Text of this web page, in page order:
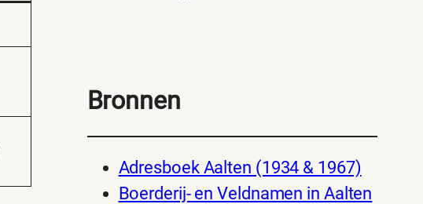
Bronnen
Adresboek Aalten (1934 & 1967)
Boerderij- en Veldnamen in Aalten